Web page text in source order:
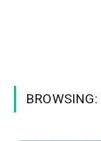
BROWSING: